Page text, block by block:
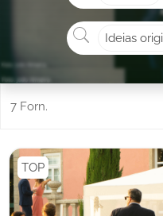
7 Forn.
TOP